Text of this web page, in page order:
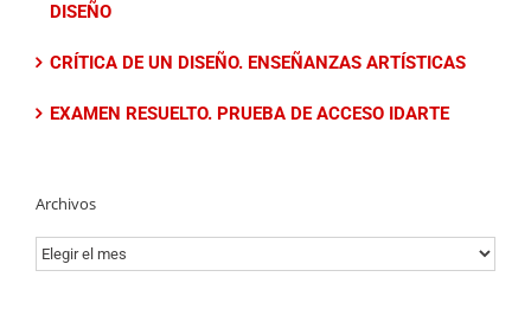
DISEÑO
CRÍTICA DE UN DISEÑO. ENSEÑANZAS ARTÍSTICAS
EXAMEN RESUELTO. PRUEBA DE ACCESO IDARTE
Archivos
Archivos